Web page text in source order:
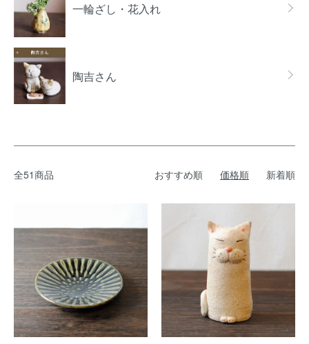
一輪ざし・花入れ
陶吉さん
全51商品 おすすめ順 価格順 新着順